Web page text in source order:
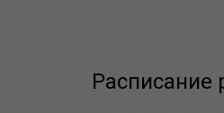
Расписание